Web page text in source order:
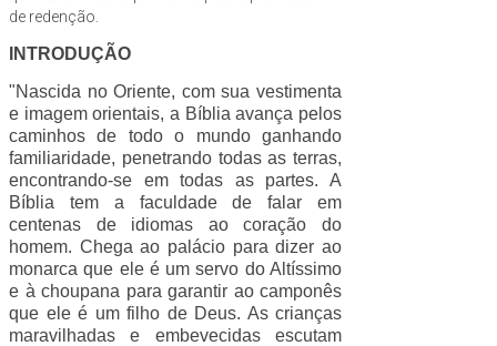
de redenção.
INTRODUÇÃO
"Nascida no Oriente, com sua vestimenta
e imagem orientais, a Bíblia avança pelos
caminhos de todo o mundo ganhando
familiaridade, penetrando todas as terras,
encontrando-se em todas as partes. A
Bíblia tem a faculdade de falar em
centenas de idiomas ao coração do
homem. Chega ao palácio para dizer ao
monarca que ele é um servo do Altíssimo
e à choupana para garantir ao camponês
que ele é um filho de Deus. As crianças
maravilhadas e embevecidas escutam